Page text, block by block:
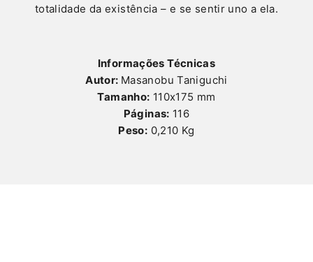
totalidade da existência – e se sentir uno a ela.
Informações Técnicas
Autor: Masanobu Taniguchi
Tamanho: 110x175 mm
Páginas: 116
Peso: 0,210 Kg